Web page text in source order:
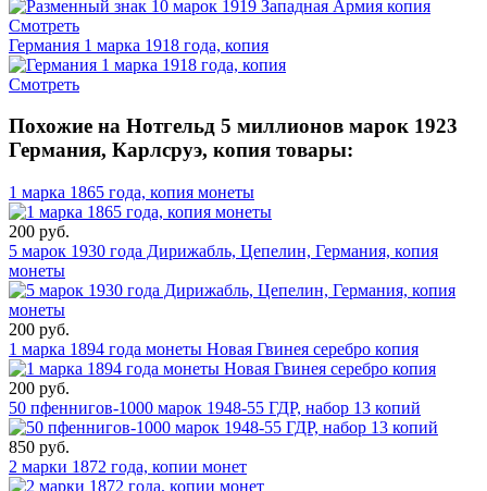
Смотреть
Германия 1 марка 1918 года, копия
Смотреть
Похожие на Нотгельд 5 миллионов марок 1923
Германия, Карлсруэ, копия товары:
1 марка 1865 года, копия монеты
200 руб.
5 марок 1930 года Дирижабль, Цепелин, Германия, копия
монеты
200 руб.
1 марка 1894 года монеты Новая Гвинея серебро копия
200 руб.
50 пфеннигов-1000 марок 1948-55 ГДР, набор 13 копий
850 руб.
2 марки 1872 года, копии монет